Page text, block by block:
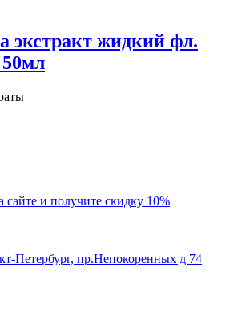
экстракт жидкий фл.
сайте и получите скидку 10%
Петербург, пр.Непокоренных д 74